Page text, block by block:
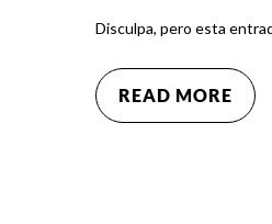
Disculpa, pero esta
READ MORE